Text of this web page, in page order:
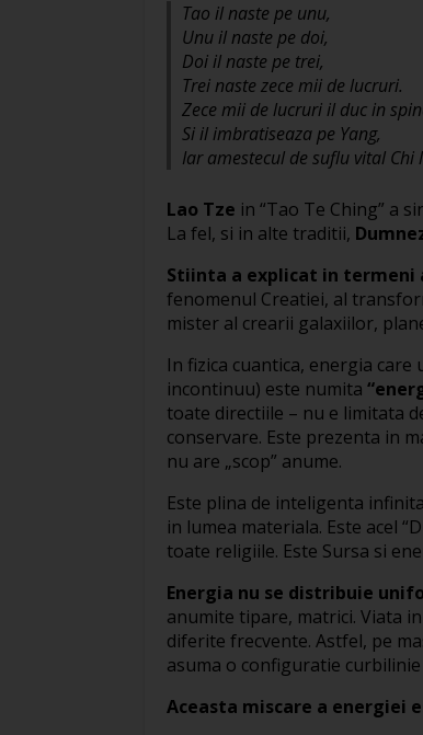
Tao il naste pe unu,
Unu il naste pe doi,
Doi il naste pe trei,
Trei naste zece mii de lucruri.
Zece mii de lucruri il duc in
Si il imbratiseaza pe Yang,
Iar amestecul de suflu vital Chi
Lao Tze in “Tao Te Ching” a
La fel, si in alte traditii,
Stiinta a explicat in termeni
fenomenul Creatiei, al
mister al crearii galaxiilor,
In fizica cuantica, energia
incontinuu) este numita
toate directiile – nu e limitata
conservare. Este prezenta in
nu are „scop” anume.
Este plina de inteligenta
in lumea materiala. Este acel
toate religiile. Este Sursa si
Energia nu se distribuie
anumite tipare, matrici. Viata
diferite frecvente. Astfel, pe
asuma o configuratie
Aceasta miscare a energiei